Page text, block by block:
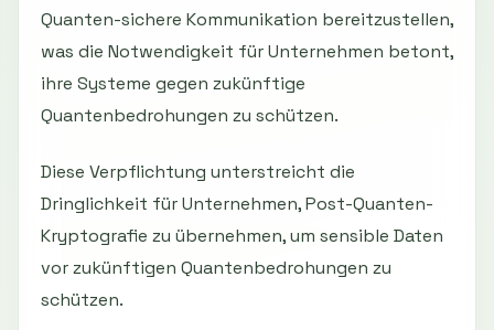
Quanten-sichere Kommunikation bereitzustellen,
was die Notwendigkeit für Unternehmen betont,
ihre Systeme gegen zukünftige
Quantenbedrohungen zu schützen.
Diese Verpflichtung unterstreicht die
Dringlichkeit für Unternehmen, Post-Quanten-
Kryptografie zu übernehmen, um sensible Daten
vor zukünftigen Quantenbedrohungen zu
schützen.